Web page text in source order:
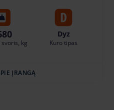
kg
Dyz
Kuro tipas
ĮRANGĄ